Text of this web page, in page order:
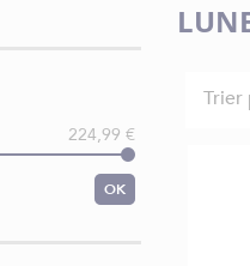
Trier
224,99 €
OK